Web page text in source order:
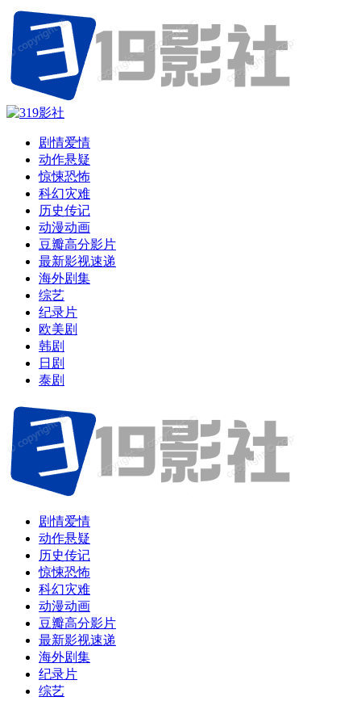
剧情爱情
动作悬疑
惊悚恐怖
科幻灾难
历史传记
动漫动画
豆瓣高分影片
最新影视速递
海外剧集
综艺
纪录片
欧美剧
韩剧
日剧
泰剧
剧情爱情
动作悬疑
历史传记
惊悚恐怖
科幻灾难
动漫动画
豆瓣高分影片
最新影视速递
海外剧集
纪录片
综艺